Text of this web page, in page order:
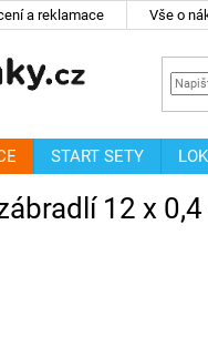
a reklamace Vše o
START SETY
12 x